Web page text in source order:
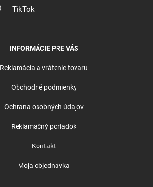
TikTok
INFORMÁCIE PRE VÁS
Reklamácia a vrátenie tovaru
Obchodné podmienky
Ochrana osobných údajov
Reklamačný poriadok
Kontakt
Moja objednávka